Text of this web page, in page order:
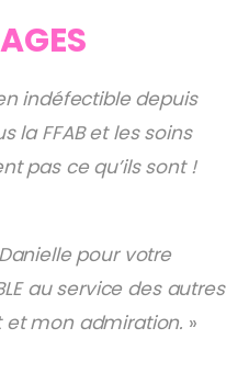
indéfectible depuis
la FFAB et les soins
pas ce qu’ils sont !
pour votre
au service des autres
mon admiration. »